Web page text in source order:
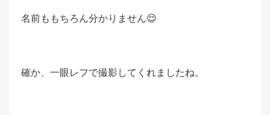
名前ももちろん分かりません😌
確か、一眼レフで撮影してくれましたね。